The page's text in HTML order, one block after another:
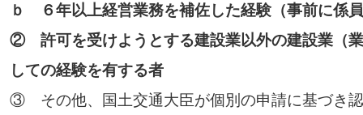
ｂ ６年以上経営業務を補佐した経験（事前に係
② 許可を受けようとする建設業以外の建設業（
しての経験を有する者
③ その他、国土交通大臣が個別の申請に基づき